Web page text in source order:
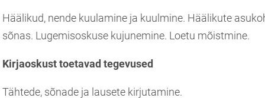
Häälikud, nende kuulamine ja kuulmine. Häälikute
sõnas. Lugemisoskuse kujunemine. Loetu mõistmine.
Kirjaoskust toetavad tegevused
Tähtede, sõnade ja lausete kirjutamine.